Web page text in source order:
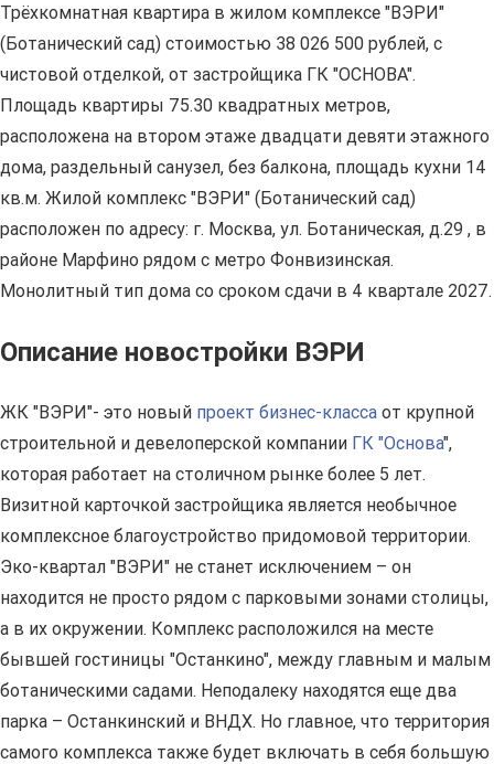
Трёхкомнатная квартира в жилом комплексе "ВЭРИ"
(Ботанический сад) стоимостью 38 026 500 рублей, с
чистовой отделкой, от застройщика ГК "ОСНОВА".
Площадь квартиры 75.30 квадратных метров,
расположена на втором этаже двадцати девяти этажного
дома, раздельный санузел, без балкона, площадь кухни 14
кв.м. Жилой комплекс "ВЭРИ" (Ботанический сад)
расположен по адресу: г. Москва, ул. Ботаническая, д.29 , в
районе Марфино рядом с метро Фонвизинская.
Монолитный тип дома со сроком сдачи в 4 квартале 2027.
Описание новостройки ВЭРИ
ЖК "ВЭРИ"- это новый проект бизнес-класса от крупной
строительной и девелоперской компании ГК "Основа",
которая работает на столичном рынке более 5 лет.
Визитной карточкой застройщика является необычное
комплексное благоустройство придомовой территории.
Эко-квартал "ВЭРИ" не станет исключением – он
находится не просто рядом с парковыми зонами столицы,
а в их окружении. Комплекс расположился на месте
бывшей гостиницы "Останкино", между главным и малым
ботаническими садами. Неподалеку находятся еще два
парка – Останкинский и ВНДХ. Но главное, что территория
самого комплекса также будет включать в себя большую